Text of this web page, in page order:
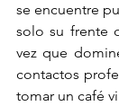
se encuentre
solo su frente
vez que
contactos
tomar un café